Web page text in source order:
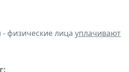
физические лица уплачивают